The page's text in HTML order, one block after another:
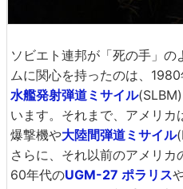
ソビエト連邦が「死の手」
ムに関心を持ったのは、
水艦発射弾道ミサイル
います。それまで、アメリ
爆撃機や大陸間弾道ミサイル
さらに、それ以前のアメリ
60年代のUGM-27 ポラリス